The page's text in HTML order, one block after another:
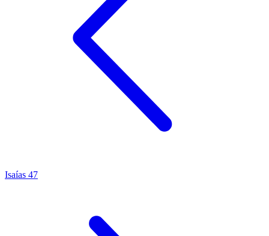
Isaías 47